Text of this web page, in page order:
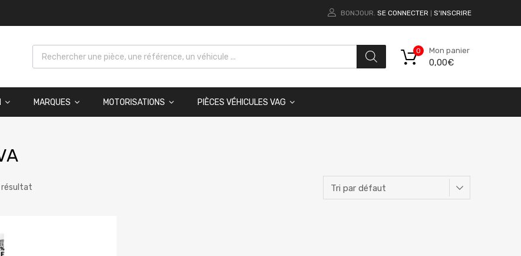
BONJOUR. SE CONNECTER S'INSCRIRE
Mon panier
0,00€
0
MARQUES MOTORISATIONS PIÈCES VÉHICULES VAG
résultat